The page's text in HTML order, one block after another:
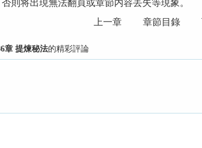
則将出現無法翻頁或章節内容丢失等現象。
上一章
章節目錄
章 提煉秘法的精彩評論